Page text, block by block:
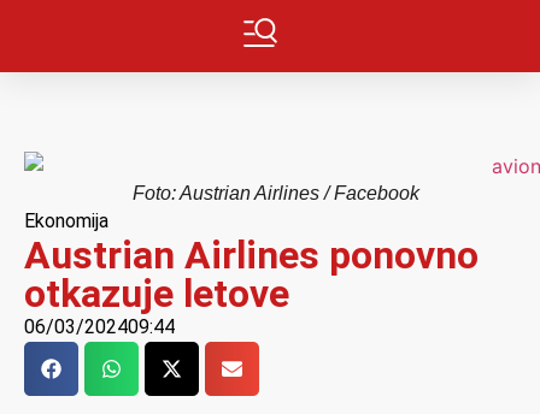
Foto: Austrian Airlines / Facebook
Ekonomija
Austrian Airlines ponovno
otkazuje letove
06/03/202409:44